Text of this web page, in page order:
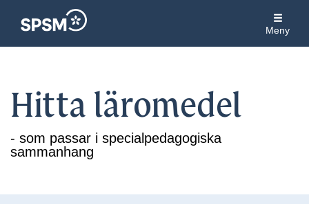
Meny
Hitta läromedel
- som passar i specialpedagogiska
sammanhang